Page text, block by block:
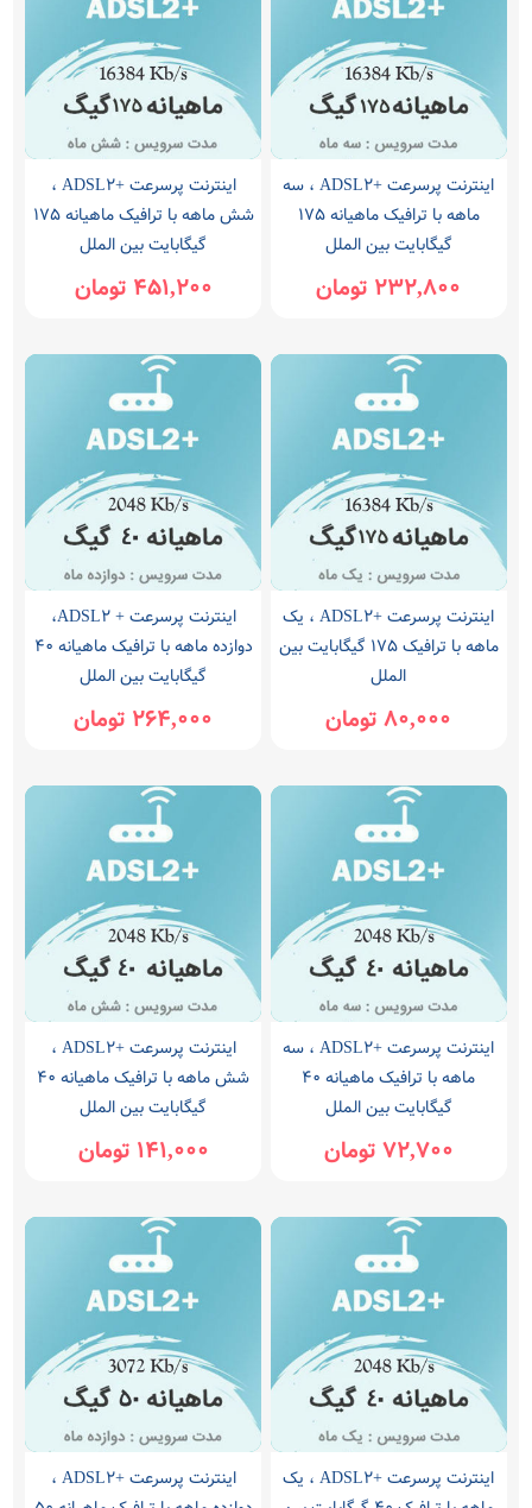
اینترنت پرسرعت +ADSL2 ، سه
ماهه با ترافیک ماهیانه 175
گیگابایت بین الملل
232,800 تومان
اینترنت پرسرعت +ADSL2 ،
شش ماهه با ترافیک ماهیانه 175
گیگابایت بین الملل
451,200 تومان
اینترنت پرسرعت +ADSL2 ، یک
ماهه با ترافیک 175 گیگابایت بین
الملل
80,000 تومان
اینترنت پرسرعت + ADSL2،
دوازده ماهه با ترافیک ماهیانه 40
گیگابایت بین الملل
264,000 تومان
اینترنت پرسرعت +ADSL2 ، سه
ماهه با ترافیک ماهیانه 40
گیگابایت بین الملل
72,700 تومان
اینترنت پرسرعت +ADSL2 ،
شش ماهه با ترافیک ماهیانه 40
گیگابایت بین الملل
141,000 تومان
اینترنت پرسرعت +ADSL2 ، یک
اینترنت پرسرعت +ADSL2 ،